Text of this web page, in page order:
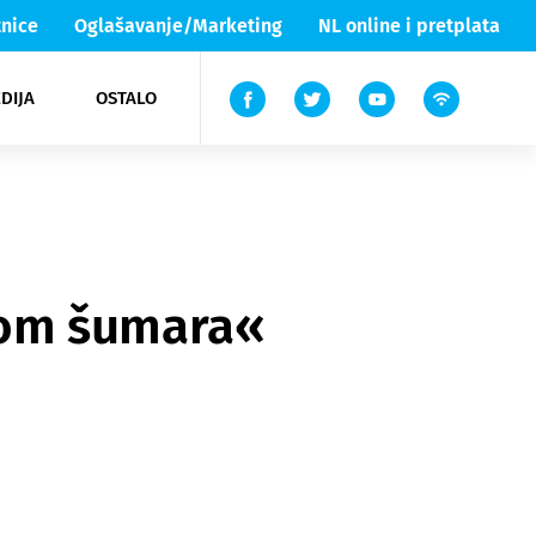
Oglašavanje/Marketing NL online i pretplata
OSTALO
Lika & Senj
TV
šumara«